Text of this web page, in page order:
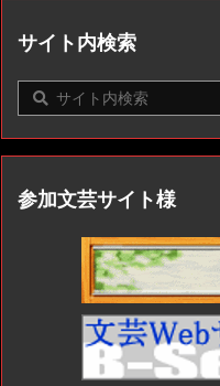
サイト内検索
参加文芸サイト様